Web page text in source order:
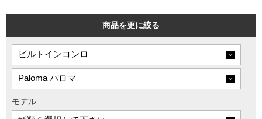
商品を更に絞る
モデル